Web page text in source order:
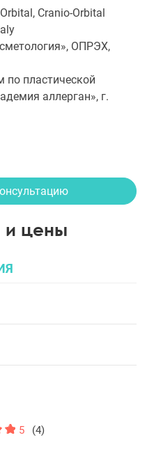
Cranio-Orbital
ОПРЭХ,
пластической
аллерган», г.
и цены
5 (4)